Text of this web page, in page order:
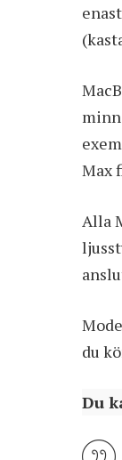
Max
Alla
du
Du